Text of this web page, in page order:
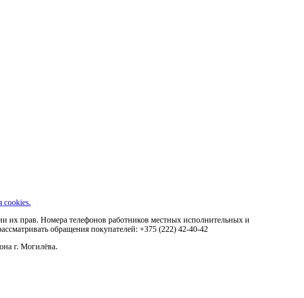
cookies.
их прав. Номера телефонов работников местных исполнительных и
обращения покупателей: +375 (222) 42-40-42
г. Могилёва.